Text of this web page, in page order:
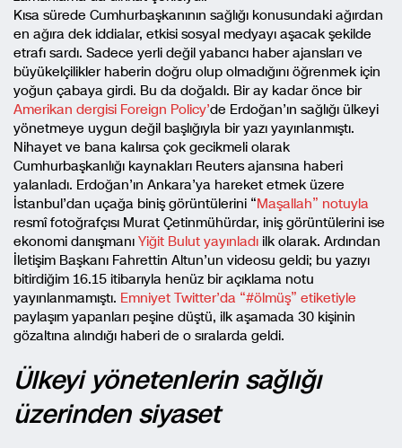
Kısa sürede Cumhurbaşkanının sağlığı konusundaki ağırdan
en ağıra dek iddialar, etkisi sosyal medyayı aşacak şekilde
etrafı sardı. Sadece yerli değil yabancı haber ajansları ve
büyükelçilikler haberin doğru olup olmadığını öğrenmek için
yoğun çabaya girdi. Bu da doğaldı. Bir ay kadar önce bir
Amerikan dergisi Foreign Policy’de Erdoğan’ın sağlığı ülkeyi
yönetmeye uygun değil başlığıyla bir yazı yayınlanmıştı.
Nihayet ve bana kalırsa çok gecikmeli olarak
Cumhurbaşkanlığı kaynakları Reuters ajansına haberi
yalanladı. Erdoğan’ın Ankara’ya hareket etmek üzere
İstanbul’dan uçağa biniş görüntülerini “Maşallah” notuyla
resmî fotoğrafçısı Murat Çetinmühürdar, iniş görüntülerini ise
ekonomi danışmanı Yiğit Bulut yayınladı ilk olarak. Ardından
İletişim Başkanı Fahrettin Altun’un videosu geldi; bu yazıyı
bitirdiğim 16.15 itibarıyla henüz bir açıklama notu
yayınlanmamıştı. Emniyet Twitter’da “#ölmüş” etiketiyle
paylaşım yapanları peşine düştü, ilk aşamada 30 kişinin
gözaltına alındığı haberi de o sıralarda geldi.
Ülkeyi yönetenlerin sağlığı
üzerinden siyaset